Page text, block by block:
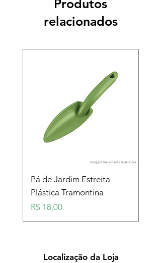
Produtos
relacionados
Pá de Jardim Estreita
Plástica Tramontina
Preço
R$ 18,00
Localização da Loja